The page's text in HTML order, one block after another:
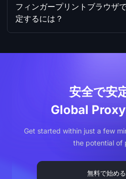
フィンガープリントブラウザ
定するには？
安全で安
Global
Get started within just a few
the potential of
無料で始める